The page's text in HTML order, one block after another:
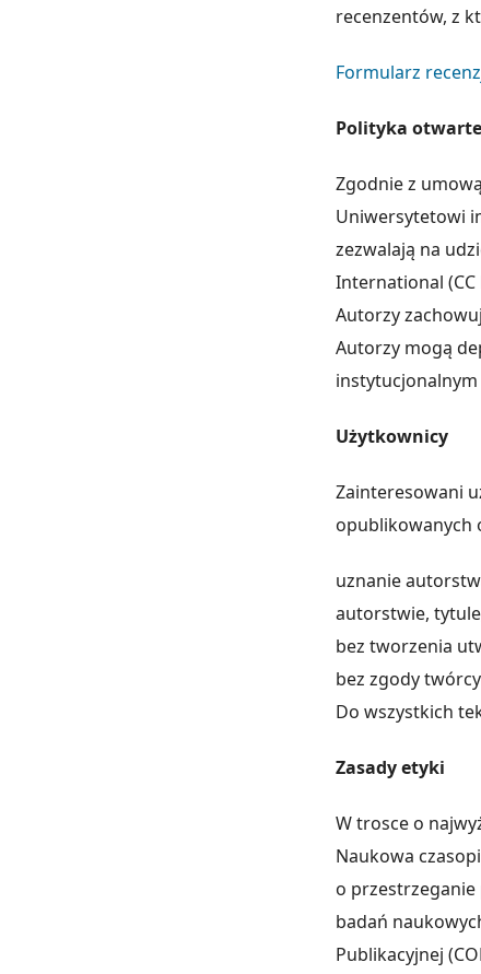
recenzentów, z
Formularz
Polityka
Zgodnie z
Uniwersytetowi
zezwalają na
International (CC
Autorzy
Autorzy mogą
Użytkownicy
Zainteresowani
opublikowanych
uznanie
autorstwie,
bez tworzenia
bez zgody
Do wszystkich
Zasady etyki
W trosce o
Naukowa
o przestrzeganie
badań
Publikacyjnej